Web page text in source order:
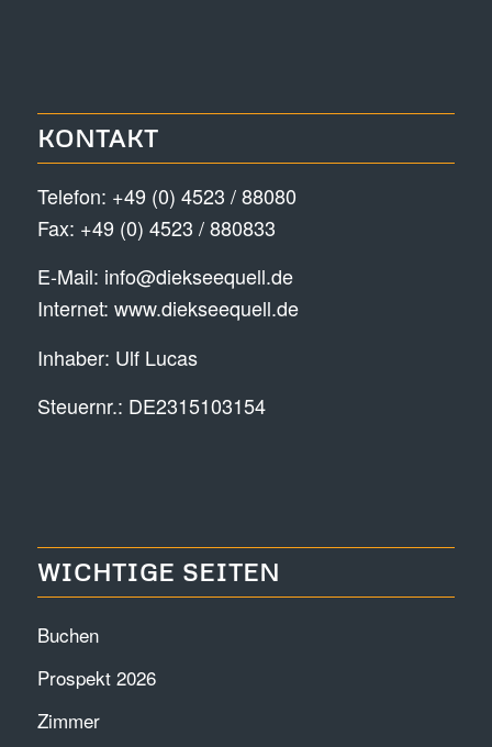
KONTAKT
Telefon: +49 (0) 4523 / 88080
Fax: +49 (0) 4523 / 880833
E-Mail: info@diekseequell.de
Internet: www.diekseequell.de
Inhaber: Ulf Lucas
Steuernr.: DE2315103154
WICHTIGE SEITEN
Buchen
Prospekt 2026
Zimmer